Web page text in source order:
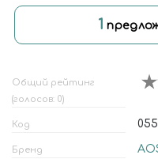
1
Общий рейтинг
(голосов: 0)
Код
Бренд